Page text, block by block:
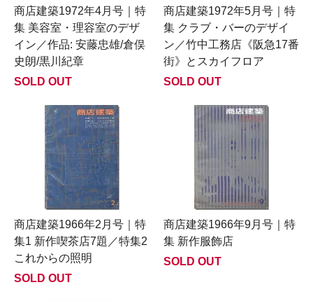
商店建築1972年4月号｜特
集 美容室・理容室のデザ
イン／作品: 安藤忠雄/倉俣
史朗/黒川紀章
SOLD OUT
商店建築1972年5月号｜特
集 クラブ・バーのデザイ
ン／竹中工務店《阪急17番
街》とスカイフロア
SOLD OUT
商店建築1966年2月号｜特
集1 新作喫茶店7題／特集2
これからの照明
SOLD OUT
商店建築1966年9月号｜特
集 新作服飾店
SOLD OUT